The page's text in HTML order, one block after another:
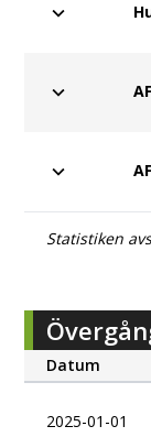
Statistiken
Datum
2025-01-01